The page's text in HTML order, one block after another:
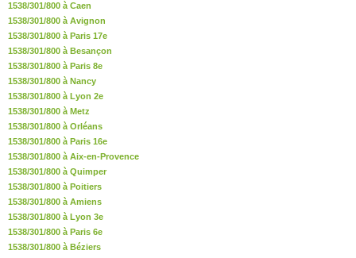
1538/301/800 à Caen
1538/301/800 à Avignon
1538/301/800 à Paris 17e
1538/301/800 à Besançon
1538/301/800 à Paris 8e
1538/301/800 à Nancy
1538/301/800 à Lyon 2e
1538/301/800 à Metz
1538/301/800 à Orléans
1538/301/800 à Paris 16e
1538/301/800 à Aix-en-Provence
1538/301/800 à Quimper
1538/301/800 à Poitiers
1538/301/800 à Amiens
1538/301/800 à Lyon 3e
1538/301/800 à Paris 6e
1538/301/800 à Béziers